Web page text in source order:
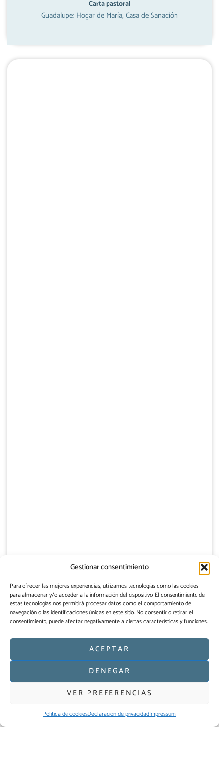
Gestionar consentimiento
Para ofrecer las mejores experiencias, utilizamos tecnologías como las cookies
para almacenar y/o acceder a la información del dispositivo. El consentimiento de
estas tecnologías nos permitirá procesar datos como el comportamiento de
navegación o las identificaciones únicas en este sitio. No consentir o retirar el
consentimiento, puede afectar negativamente a ciertas características y funciones.
ACEPTAR
DENEGAR
VER PREFERENCIAS
Política de cookiesDeclaración de privacidadImpressum
Carta pastoral
Guadalupe: Hogar de María, Casa de Sanación